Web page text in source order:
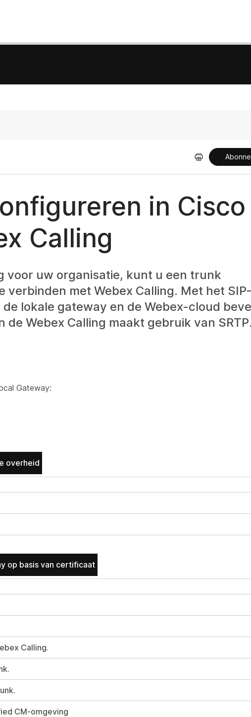
in Cisco
Calling
voor uw organisatie, kunt u een trunk
met Webex Calling. Met het SIP-
lokale gateway en de Webex-cloud
Webex Calling maakt gebruik van SRTP.
Gateway:
overheid
op basis van certificaat
Calling.
CM-omgeving